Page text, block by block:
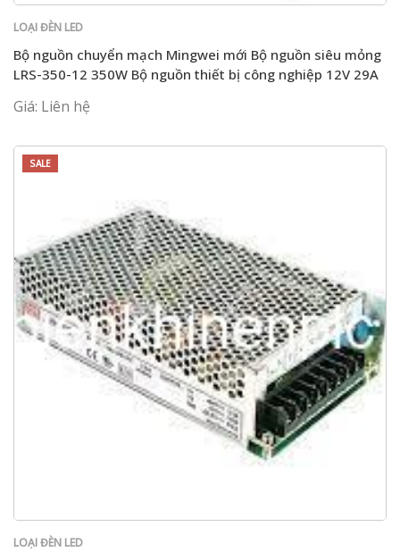
LOẠI ĐÈN LED
Bộ nguồn chuyển mạch Mingwei mới Bộ nguồn siêu mỏng
LRS-350-12 350W Bộ nguồn thiết bị công nghiệp 12V 29A
Giá: Liên hệ
SALE
LOẠI ĐÈN LED